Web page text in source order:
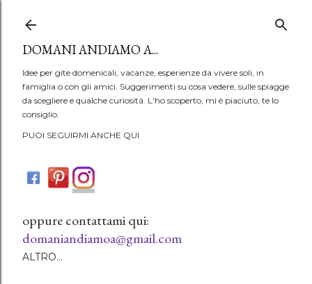
DOMANI ANDIAMO A...
Idee per gite domenicali, vacanze, esperienze da vivere soli, in
famiglia o con gli amici. Suggerimenti su cosa vedere, sulle spiagge
da scegliere e qualche curiosità. L'ho scoperto, mi è piaciuto, te lo
consiglio.
PUOI SEGUIRMI ANCHE QUI
oppure contattami qui:
domaniandiamoa@gmail.com
ALTRO…